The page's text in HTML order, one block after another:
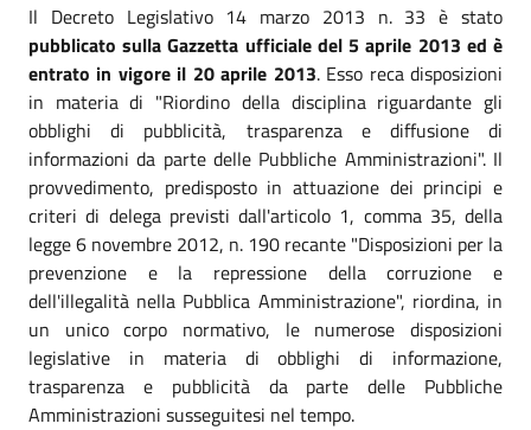
Il Decreto Legislativo 14 marzo 2013 n. 33 è stato
pubblicato sulla Gazzetta ufficiale del 5 aprile 2013 ed è
entrato in vigore il 20 aprile 2013. Esso reca disposizioni
in materia di "Riordino della disciplina riguardante gli
obblighi di pubblicità, trasparenza e diffusione di
informazioni da parte delle Pubbliche Amministrazioni". Il
provvedimento, predisposto in attuazione dei principi e
criteri di delega previsti dall'articolo 1, comma 35, della
legge 6 novembre 2012, n. 190 recante "Disposizioni per la
prevenzione e la repressione della corruzione e
dell'illegalità nella Pubblica Amministrazione", riordina, in
un unico corpo normativo, le numerose disposizioni
legislative in materia di obblighi di informazione,
trasparenza e pubblicità da parte delle Pubbliche
Amministrazioni susseguitesi nel tempo.